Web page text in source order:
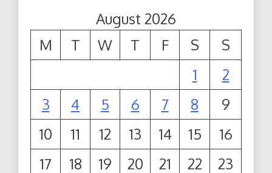
August 2026
M
T W T F S
S
1
2
3
4 5 6 7 8
9
10
11 12 13 14 15
16
17
18 19 20 21 22 23